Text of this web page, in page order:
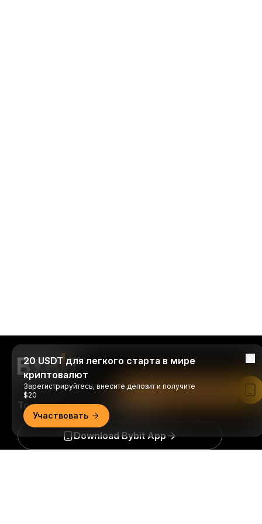
Торгуйте когда и где удобно
Download Bybit App
20 USDT для легкого старта в мире
криптовалют
Зарегистрируйтесь, внесите депозит и получите
$20
Участвовать
Читать в приложении Bybit